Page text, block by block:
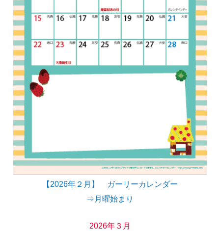
【2026年２月】 ガーリーカレンダー
⇒月曜始まり
2026年３月